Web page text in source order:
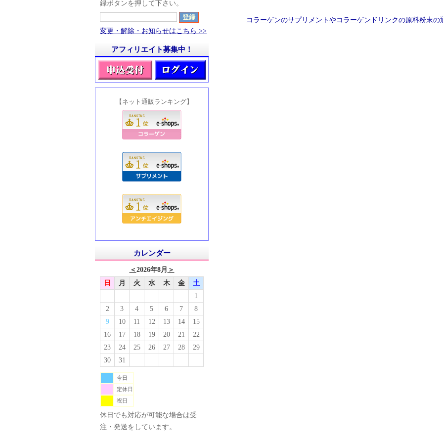
録ボタンを押して下さい。
変更・解除・お知らせはこちら >>
アフィリエイト募集中！
【ネット通販ランキング】
カレンダー
＜ 2026年8月 ＞
日
月 火 水 木 金
土
1
2
3 4 5 6 7
8
9
10 11 12 13 14
15
16
17 18 19 20 21
22
23
24 25 26 27 28
29
30
31
今日
定休日
祝日
休日でも対応が可能な場合は受
注・発送をしています。
コラーゲンのサプリメントやコラーゲンドリンクの原料粉末